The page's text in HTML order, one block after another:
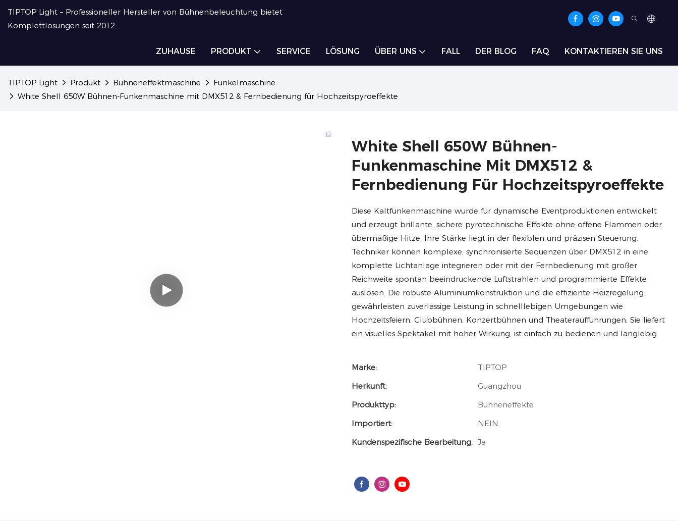
TIPTOP Light – Professioneller Hersteller von Bühnenbeleuchtung bietet
Komplettlösungen seit 2012
ZUHAUSE PRODUKT SERVICE LÖSUNG ÜBER UNS FALL DER BLOG FAQ KONTAKTIEREN SIE UNS
TIPTOP Light Produkt Bühneneffektmaschine
Funkelmaschine
White Shell 650W Bühnen-Funkenmaschine mit DMX512 & Fernbedienung für Hochzeitspyroeffekte
White Shell 650W Bühnen-
Funkenmaschine Mit DMX512 &
Fernbedienung Für Hochzeitspyroeffekte
Diese Kaltfunkenmaschine wurde für dynamische Eventproduktionen entwickelt
und erzeugt brillante, sichere pyrotechnische Effekte ohne offene Flammen oder
übermäßige Hitze. Ihre Stärke liegt in der flexiblen und präzisen Steuerung.
Techniker können komplexe, synchronisierte Sequenzen über DMX512 in eine
komplette Lichtanlage integrieren oder mit der Fernbedienung mit großer
Reichweite spontan beeindruckende Luftstrahlen und programmierte Effekte
auslösen. Die robuste Aluminiumkonstruktion und die effiziente Heizregelung
gewährleisten zuverlässige Leistung in schnelllebigen Umgebungen wie
Hochzeitsfeiern, Clubbühnen, Konzertbühnen und Theateraufführungen. Sie liefert
ein visuelles Spektakel mit hoher Wirkung, ist einfach zu bedienen und langlebig.
Marke:
TIPTOP
Herkunft:
Guangzhou
Produkttyp:
Bühneneffekte
Importiert:
NEIN
Kundenspezifische Bearbeitung: Ja